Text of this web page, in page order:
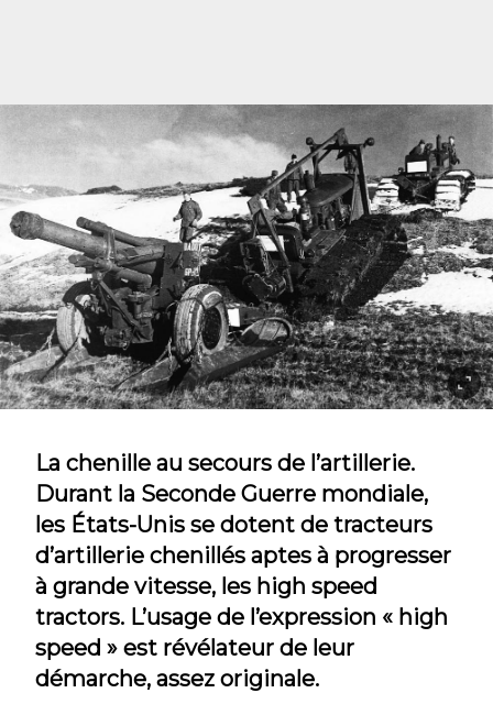
La chenille au secours de l’artillerie.
Durant la Seconde Guerre mondiale,
les États-Unis se dotent de tracteurs
d’artillerie chenillés aptes à progresser
à grande vitesse, les high speed
tractors. L’usage de l’expression « high
speed » est révélateur de leur
démarche, assez originale.